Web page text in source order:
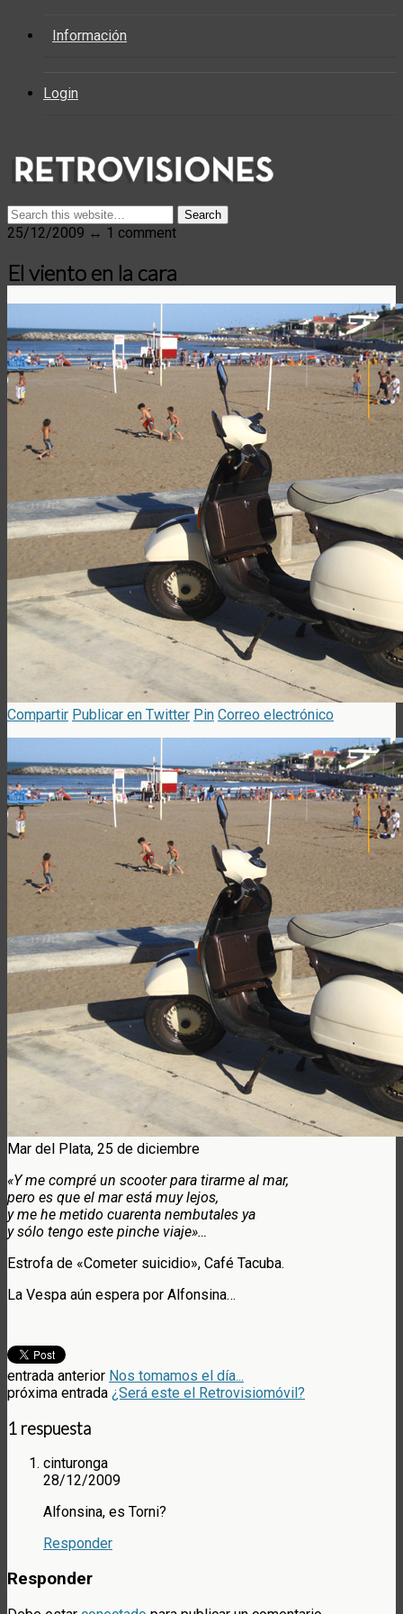
Información
Login
25/12/2009 ↔ 1 comment
El viento en la cara
Compartir Publicar en Twitter Pin Correo electrónico
Mar del Plata, 25 de diciembre
«Y me compré un scooter para tirarme al mar,
pero es que el mar está muy lejos,
y me he metido cuarenta nembutales ya
y sólo tengo este pinche viaje»…
Estrofa de «Cometer suicidio», Café Tacuba.
La Vespa aún espera por Alfonsina…
entrada anterior Nos tomamos el día...
próxima entrada ¿Será este el Retrovisiomóvil?
1 respuesta
cinturonga
28/12/2009
Alfonsina, es Torni?
Responder
Responder